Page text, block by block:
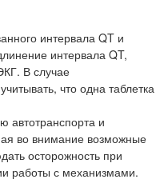
интервала QT и
интервала QT,
В случае
что одна таблетка
автотранспорта и
во внимание возможные
осторожность при
работы с механизмами.